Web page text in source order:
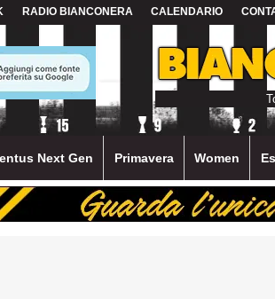
RADIO BIANCONERA CALENDARIO
Next Gen Primavera Women